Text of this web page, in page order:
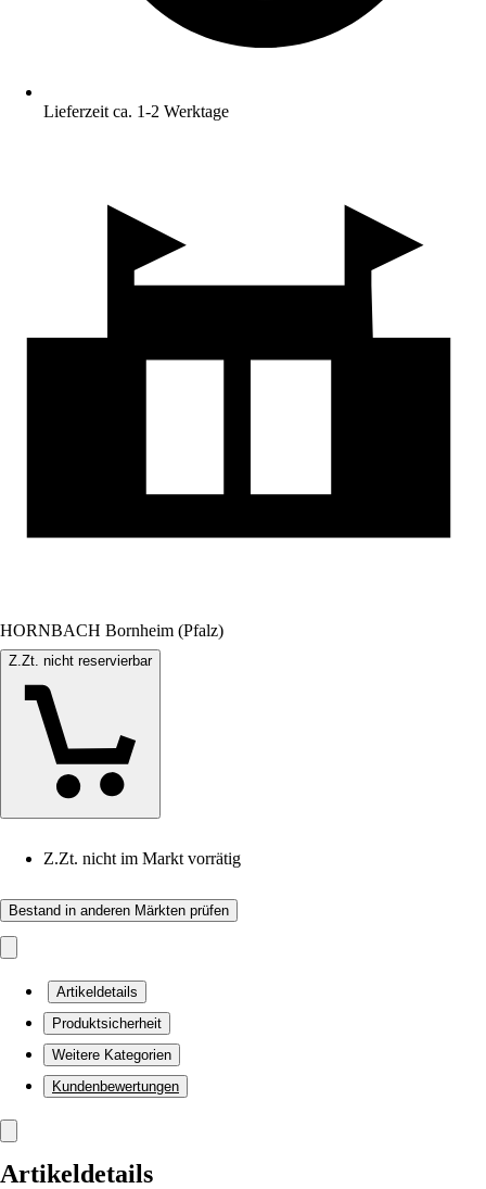
Lieferzeit ca. 1-2 Werktage
HORNBACH Bornheim (Pfalz)
Z.Zt. nicht reservierbar
Z.Zt. nicht im Markt vorrätig
Bestand in anderen Märkten prüfen
Artikeldetails
Produktsicherheit
Weitere Kategorien
Kundenbewertungen
Artikeldetails